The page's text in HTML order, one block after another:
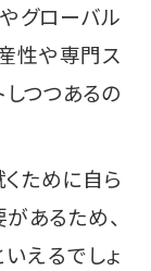
グローバル
性や専門ス
つつあるの
ために自ら
あるため、
えるでしょ